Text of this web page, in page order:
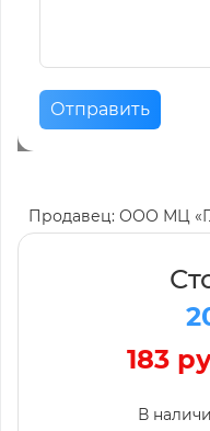
Отправить
Продавец: ООО МЦ
183
В